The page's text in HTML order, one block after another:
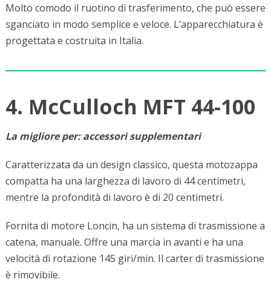
Molto comodo il ruotino di trasferimento, che può essere
sganciato in modo semplice e veloce. L’apparecchiatura è
progettata e costruita in Italia.
4. McCulloch MFT 44-100
La migliore per: accessori supplementari
Caratterizzata da un design classico, questa motozappa
compatta ha una larghezza di lavoro di 44 centimetri,
mentre la profondità di lavoro è di 20 centimetri.
Fornita di motore Loncin, ha un sistema di trasmissione a
catena, manuale. Offre una marcia in avanti e ha una
velocità di rotazione 145 giri/min. Il carter di trasmissione
è rimovibile.